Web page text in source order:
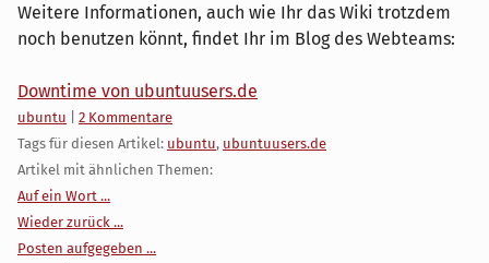
Weitere Informationen, auch wie Ihr das Wiki trotzdem
noch benutzen könnt, findet Ihr im Blog des Webteams:
Downtime von ubuntuusers.de
Kategorien:
ubuntu
2 Kommentare
Tags für diesen Artikel: ubuntu, ubuntuusers.de
Artikel mit ähnlichen Themen:
Auf ein Wort ...
Wieder zurück ...
Posten aufgegeben ...